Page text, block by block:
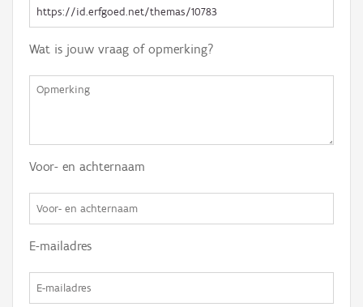
Wat is jouw vraag of opmerking?
Voor- en achternaam
E-mailadres